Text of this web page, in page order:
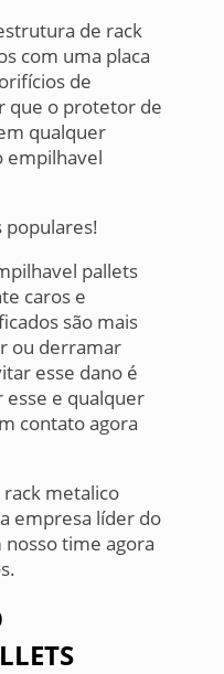
de rack
com uma placa
de
que o protetor de
qualquer
empilhavel
populares!
pallets
caros e
são mais
ou derramar
esse dano é
e qualquer
contato agora
rack metalico
empresa líder do
time agora